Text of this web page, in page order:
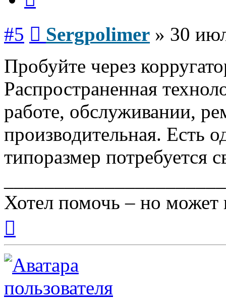
#5 Sergpolimer » 30
Пробуйте через
Распространенная
работе, обслуживании,
производительная. Есть
типоразмер потребуется
Хотел помочь – но может
началу